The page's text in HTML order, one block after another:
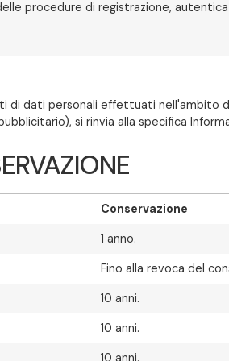
procedure di registrazione,
dati personali effettuati nell'ambito
si rinvia alla specifica
Conservazione
1 anno.
Fino alla revoca del
10 anni.
10 anni.
10 anni.